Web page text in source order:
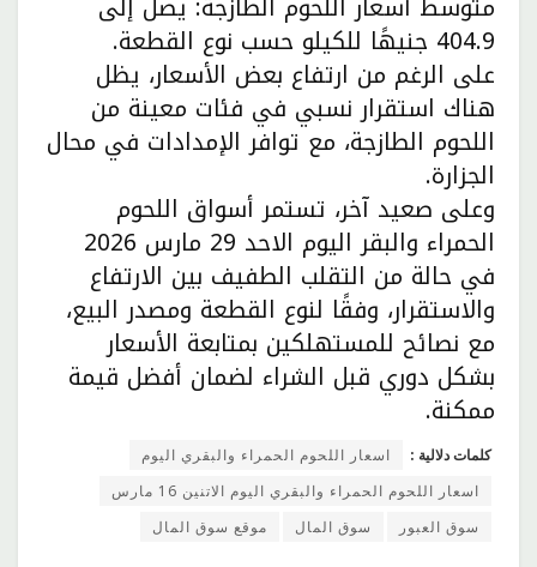
404.9 جنيهًا للكيلو حسب نوع القطعة.
على الرغم من ارتفاع بعض الأسعار، يظل
هناك استقرار نسبي في فئات معينة من
اللحوم الطازجة، مع توافر الإمدادات في محال
الجزارة.
وعلى صعيد آخر، تستمر أسواق اللحوم
الحمراء والبقر اليوم الاحد 29 مارس 2026
في حالة من التقلب الطفيف بين الارتفاع
والاستقرار، وفقًا لنوع القطعة ومصدر البيع،
مع نصائح للمستهلكين بمتابعة الأسعار
بشكل دوري قبل الشراء لضمان أفضل قيمة
ممكنة.
كلمات دلالية :
اسعار اللحوم الحمراء والبقري اليوم
اسعار اللحوم الحمراء والبقري اليوم الاتنين 16 مارس
سوق العبور
سوق المال موقع سوق المال